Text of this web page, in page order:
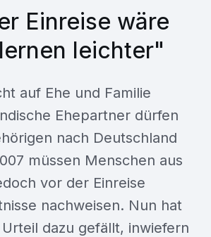
Einreise wäre
leichter"
auf Ehe und Familie
Ehepartner dürfen
nach Deutschland
müssen Menschen aus
vor der Einreise
nachweisen. Nun hat
dazu gefällt, inwiefern